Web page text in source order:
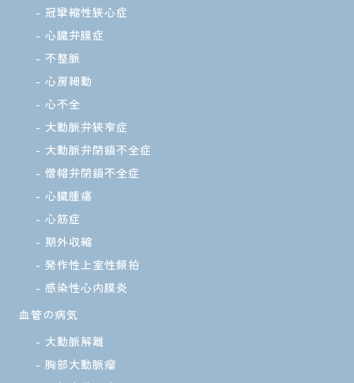
冠攣縮性狭心症
心臓弁膜症
不整脈
心房細動
心不全
大動脈弁狭窄症
大動脈弁閉鎖不全症
僧帽弁閉鎖不全症
心臓腫瘍
心筋症
期外収縮
発作性上室性頻拍
感染性心内膜炎
血管の病気
大動脈解離
胸部大動脈瘤